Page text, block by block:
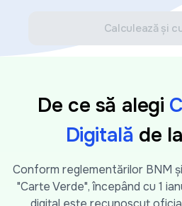
Calculează și
De ce să alegi
Digitală de
Conform reglementărilor BNM
"Carte Verde", începând cu 1